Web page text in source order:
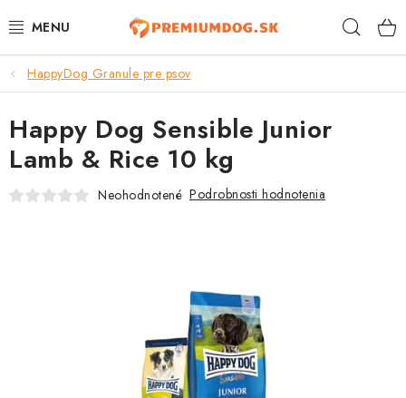
na
TOP 100 PRODUKTOV
NOVINKY
AKCIE
HappyDog Granule pre psov
Happy Dog Sensible Junior
Lamb & Rice 10 kg
Neohodnotené Podrobnosti hodnotenia